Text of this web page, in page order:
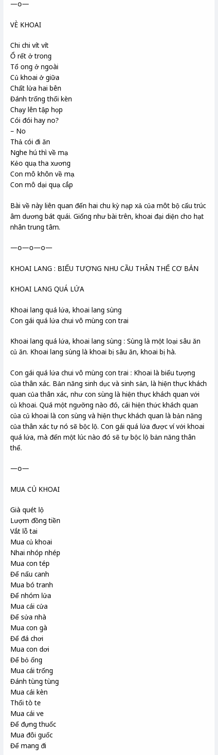
—o—
VÈ KHOAI
Chi chi vít vít
Ổ rết ở trong
Tổ ong ở ngoài
Củ khoai ở giữa
Chất lửa hai bên
Đánh trống thổi kèn
Chạy lên tập họp
Cói đói hay no?
– No
Thả cói đi ăn
Nghe hú thì về mạ
Kẻo quạ tha xương
Con mô khôn về mạ
Con mô dại quạ cắp
Bài về này liên quan đến hai chu kỳ nạp xả của môt bộ cấu trúc
âm dương bát quái. Giống như bài trên, khoai đại diện cho hạt
nhân trung tâm.
—o—o—o—
KHOAI LANG : BIỂU TƯỢNG NHU CẦU THÂN THỂ CƠ BẢN
KHOAI LANG QUÁ LỨA
Khoai lang quá lứa, khoai lang sùng
Con gái quá lứa chui vô mùng con trai
Khoai lang quá lứa, khoai lang sùng : Sùng là một loại sâu ăn
củ ăn. Khoai lang sùng là khoai bị sâu ăn, khoai bị hà.
Con gái quá lứa chui vô mùng con trai : Khoai là biểu tượng
của thân xác. Bản năng sinh dục và sinh sản, là hiện thực khách
quan của thân xác, như con sùng là hiện thực khách quan với
củ khoai. Quá một ngưỡng nào đó, cái hiện thức khách quan
của củ khoai là con sùng và hiện thực khách quan là bản năng
của thân xác tự nó sẽ bộc lộ. Con gái quá lứa được ví với khoai
quá lứa, mà đến một lúc nào đó sẽ tự bộc lộ bản năng thân
thể.
—o—
MUA CỦ KHOAI
Già quét lộ
Lượm đồng tiền
Vắt lỗ tai
Mua củ khoai
Nhai nhóp nhép
Mua con tép
Để nấu canh
Mua bó tranh
Để nhóm lửa
Mua cái cửa
Để sửa nhà
Mua con gà
Để đá chơi
Mua con dơi
Để bỏ ống
Mua cái trống
Đánh tùng tùng
Mua cái kèn
Thổi tò te
Mua cái ve
Để đựng thuốc
Mua đôi guốc
Để mang đi